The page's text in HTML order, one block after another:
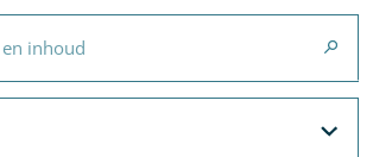
inhoud